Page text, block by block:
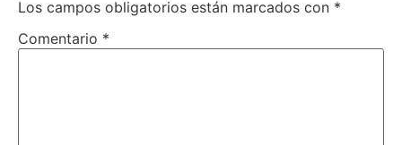
Los campos obligatorios están marcados con *
Comentario *